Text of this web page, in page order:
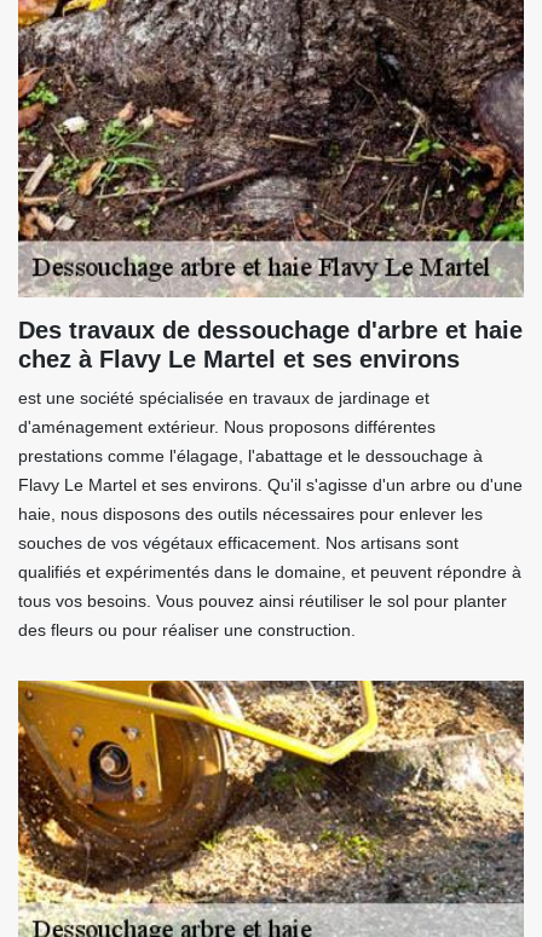
Des travaux de dessouchage d'arbre et haie
chez à Flavy Le Martel et ses environs
est une société spécialisée en travaux de jardinage et
d'aménagement extérieur. Nous proposons différentes
prestations comme l'élagage, l'abattage et le dessouchage à
Flavy Le Martel et ses environs. Qu'il s'agisse d'un arbre ou d'une
haie, nous disposons des outils nécessaires pour enlever les
souches de vos végétaux efficacement. Nos artisans sont
qualifiés et expérimentés dans le domaine, et peuvent répondre à
tous vos besoins. Vous pouvez ainsi réutiliser le sol pour planter
des fleurs ou pour réaliser une construction.